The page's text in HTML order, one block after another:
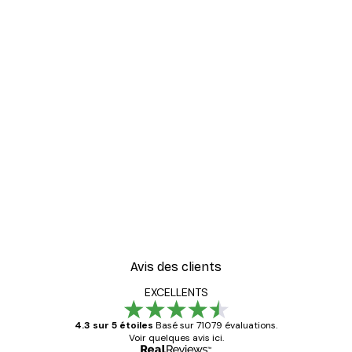
Avis des clients
EXCELLENTS
4.3 sur 5 étoiles Basé sur 71079 évaluations.
Voir quelques avis ici.